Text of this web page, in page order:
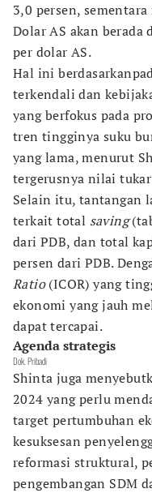
3,0 persen,
Dolar AS akan berada
per dolar AS.
Hal ini
terkendali dan
yang berfokus pada
tren tingginya suku
yang lama, menurut
tergerusnya nilai
Selain itu, tantangan
terkait total saving
dari PDB, dan total
persen dari PDB.
Ratio(ICOR) yang
ekonomi yang jauh
dapat tercapai.
Agenda strategis
Dok. Pribadi
Shinta juga
2024 yang perlu
target pertumbuhan
kesuksesan
reformasi struktural,
pengembangan SDM